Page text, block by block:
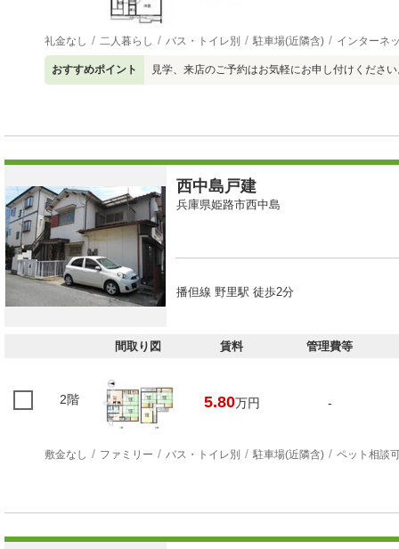
礼金なし 二人暮らし バス・トイレ別 駐車場(近隣含) インターネ
おすすめポイント 見学、来店のご予約はお気軽にお申し付けくださ
西中島戸建
兵庫県姫路市西中島
播但線 野里駅 徒歩2分
間取り図 賃料 管理費等
2階 5.80万円 -
敷金なし ファミリー バス・トイレ別 駐車場(近隣含) ペット相談